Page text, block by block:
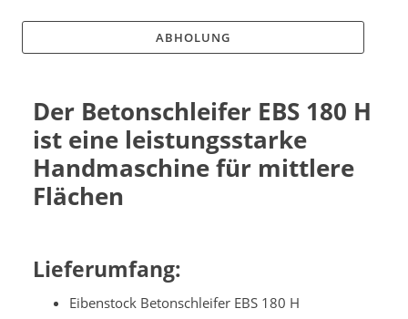
ABHOLUNG
Der Betonschleifer EBS 180 H
ist eine leistungsstarke
Handmaschine für mittlere
Flächen
Lieferumfang:
Eibenstock Betonschleifer EBS 180 H